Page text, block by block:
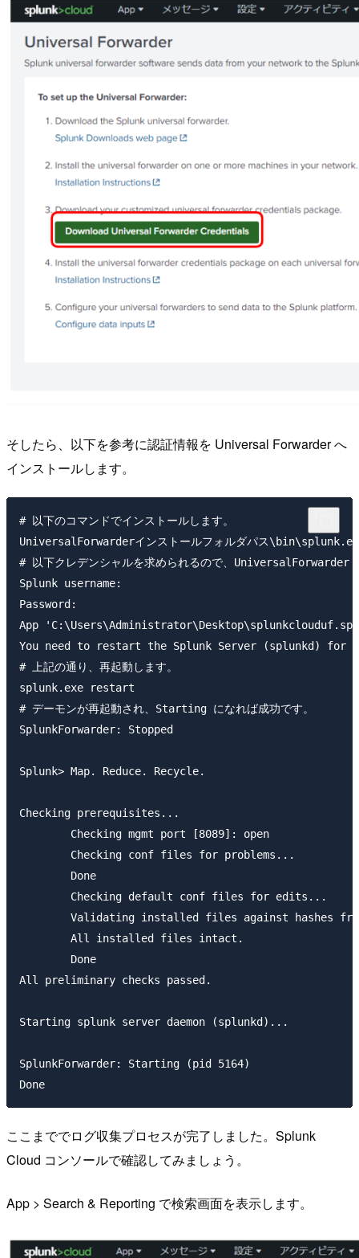
そしたら、以下を参考に認証情報を Universal Forwarder へ
インストールします。
# 以下のコマンドでインストールします。
UniversalForwarderインストールフォルダパス
# 以下クレデンシャルを求められるので、UniversalForwarder
Splunk username:
Password:
App
You need to restart the Splunk Server (splunkd) for
# 上記の通り、再起動します。
splunk.exe restart
# デーモンが再起動され、Starting になれば成功です。
SplunkForwarder: Stopped
Splunk> Map. Reduce. Recycle.
Checking prerequisites...
        Checking mgmt port [8089]: open
        Checking conf files for problems...
        Done
        Checking default conf files for edits...
Validating installed files against hashes
        All installed files intact.
        Done
All preliminary checks passed.
Starting splunk server daemon (splunkd)...
SplunkForwarder: Starting (pid 5164)
ここまででログ収集プロセスが完了しました。Splunk
Cloud コンソールで確認してみましょう。
App > Search & Reporting で検索画面を表示します。